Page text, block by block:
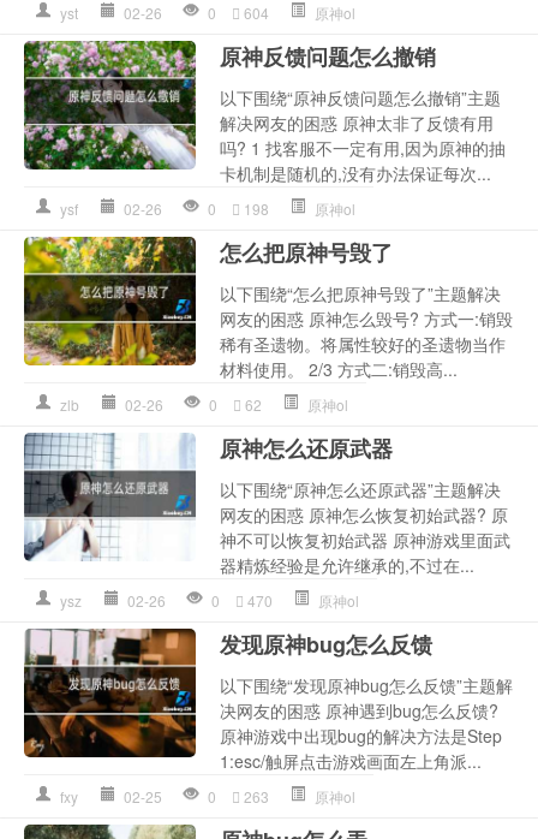
yst 02-26 0 604 原神ol
原神反馈问题怎么撤销
以下围绕“原神反馈问题怎么撤销”主题
解决网友的困惑 原神太非了反馈有用
吗? 1 找客服不一定有用,因为原神的抽
卡机制是随机的,没有办法保证每次...
ysf 02-26 0 198 原神ol
怎么把原神号毁了
以下围绕“怎么把原神号毁了”主题解决
网友的困惑 原神怎么毁号? 方式一:销毁
稀有圣遗物。将属性较好的圣遗物当作
材料使用。 2/3 方式二:销毁高...
zlb 02-26 0 62 原神ol
原神怎么还原武器
以下围绕“原神怎么还原武器”主题解决
网友的困惑 原神怎么恢复初始武器? 原
神不可以恢复初始武器 原神游戏里面武
器精炼经验是允许继承的,不过在...
ysz 02-26 0 470 原神ol
发现原神bug怎么反馈
以下围绕“发现原神bug怎么反馈”主题解
决网友的困惑 原神遇到bug怎么反馈?
原神游戏中出现bug的解决方法是Step
1:esc/触屏点击游戏画面左上角派...
fxy 02-25 0 263 原神ol